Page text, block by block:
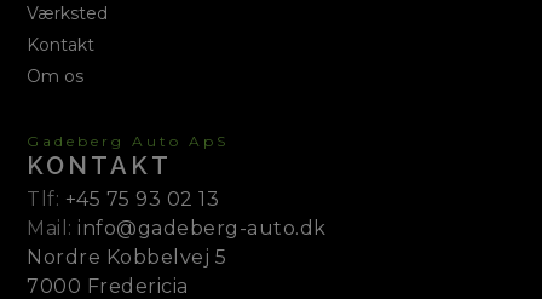
Værksted
Kontakt
Om os
Gadeberg Auto ApS
KONTAKT
Tlf: +45 75 93 02 13
Mail: info@gadeberg-auto.dk
Nordre Kobbelvej 5
7000 Fredericia